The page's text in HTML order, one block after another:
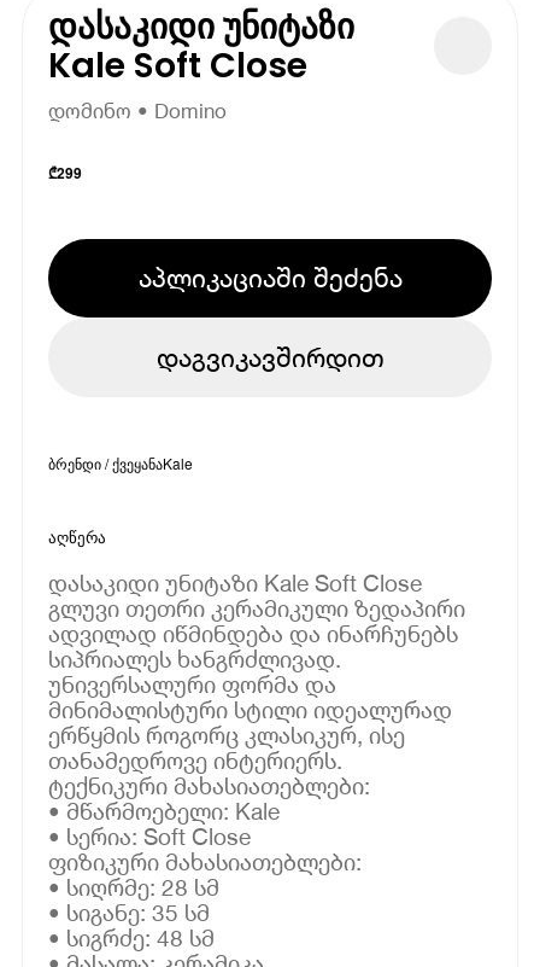
დასაკიდი უნიტაზი
Kale Soft Close
დომინო • Domino
₾299
აპლიკაციაში შეძენა
დაგვიკავშირდით
ბრენდი / ქვეყანაKale
აღწერა
დასაკიდი უნიტაზი Kale Soft Close
გლუვი თეთრი კერამიკული ზედაპირი
ადვილად იწმინდება და ინარჩუნებს
სიპრიალეს ხანგრძლივად.
უნივერსალური ფორმა და
მინიმალისტური სტილი იდეალურად
ერწყმის როგორც კლასიკურ, ისე
თანამედროვე ინტერიერს.
ტექნიკური მახასიათებლები:
• მწარმოებელი: Kale
• სერია: Soft Close
ფიზიკური მახასიათებლები:
• სიღრმე: 28 სმ
• სიგანე: 35 სმ
• სიგრძე: 48 სმ